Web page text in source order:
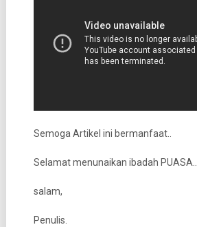
Semoga Artikel ini bermanfaat..
Selamat menunaikan ibadah PUASA..
salam,
Penulis.